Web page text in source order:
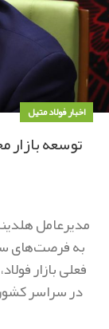
اخبار فولاد متیل
توسعه بازار
مدیرعامل
به فرصت‌های
فعلی بازار
در سراسر